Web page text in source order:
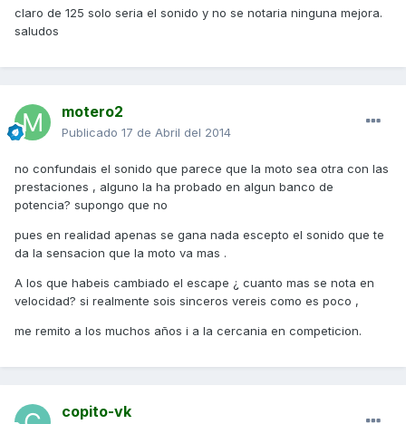
claro de 125 solo seria el sonido y no se notaria ninguna mejora.
saludos
motero2
Publicado 17 de Abril del 2014
no confundais el sonido que parece que la moto sea otra con las
prestaciones , alguno la ha probado en algun banco de
potencia? supongo que no
pues en realidad apenas se gana nada escepto el sonido que te
da la sensacion que la moto va mas .
A los que habeis cambiado el escape ¿ cuanto mas se nota en
velocidad? si realmente sois sinceros vereis como es poco ,
me remito a los muchos años i a la cercania en competicion.
copito-vk